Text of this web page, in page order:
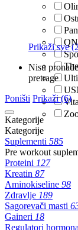
Prikaži sve
Nisu
pretrage
Poništi Prikaži (6)
Kategorije
Kategorije
Suplementi 585
Pre workout
Proteini 127
Kreatin 87
Aminokiseline 98
Zdravlje 189
Sagorevači masti
Gaineri 18
Regulatori hormona